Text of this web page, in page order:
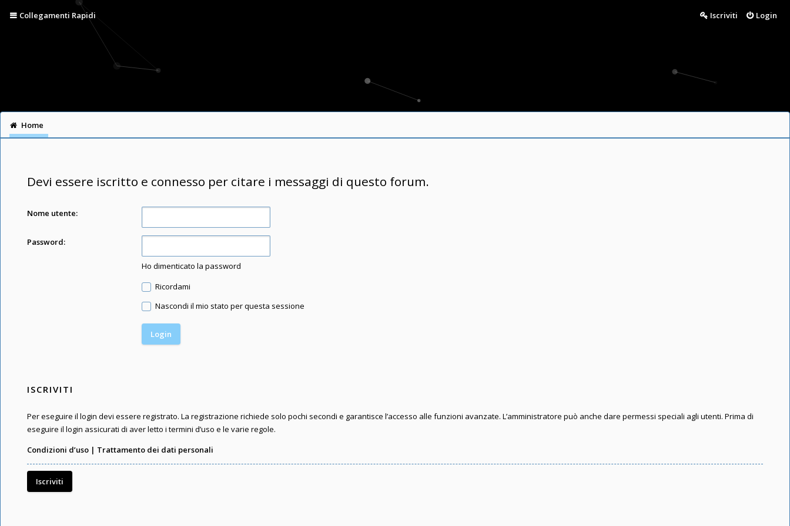
Collegamenti Rapidi Login
Iscriviti
Home
Devi essere iscritto e connesso per citare i messaggi di questo forum.
Nome utente:
Password:
Ho dimenticato la password
Ricordami
Nascondi il mio stato per questa sessione
ISCRIVITI
Per eseguire il login devi essere registrato. La registrazione richiede solo pochi secondi e garantisce l’accesso alle funzioni avanzate. L’amministratore può anche dare permessi speciali agli utenti. Prima di
eseguire il login assicurati di aver letto i termini d’uso e le varie regole.
Condizioni d’uso | Trattamento dei dati personali
Iscriviti